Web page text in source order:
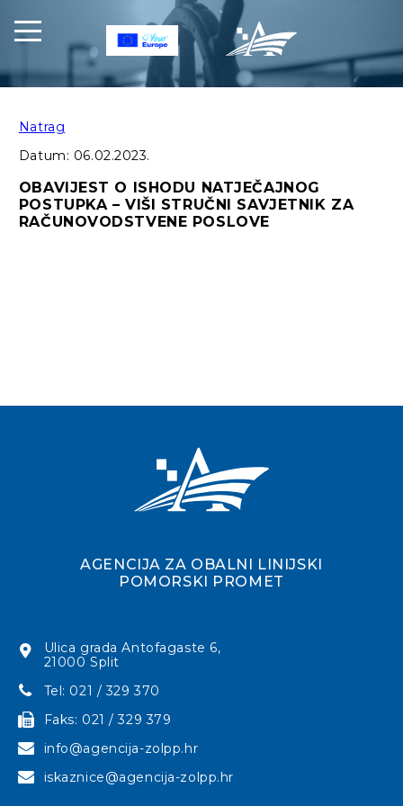
Natrag
Datum: 06.02.2023.
OBAVIJEST O ISHODU NATJEČAJNOG
POSTUPKA – VIŠI STRUČNI SAVJETNIK ZA
RAČUNOVODSTVENE POSLOVE
AGENCIJA ZA OBALNI LINIJSKI
POMORSKI PROMET
Ulica grada Antofagaste 6,
21000 Split
Tel: 021 / 329 370
Faks: 021 / 329 379
info@agencija-zolpp.hr
iskaznice@agencija-zolpp.hr